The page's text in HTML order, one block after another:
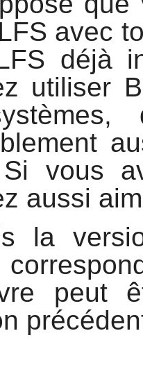
avec
déjà
utiliser
vous
aussi
la
peut